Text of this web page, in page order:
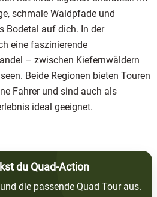
schmale Waldpfade und
Bodetal auf dich. In der
eine faszinierende
– zwischen Kiefernwäldern
Beide Regionen bieten Touren
Fahrer und sind auch als
ideal geeignet.
du Quad-Action
die passende Quad Tour aus.